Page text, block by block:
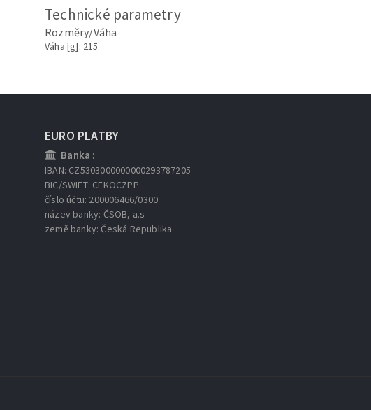
Technické parametry
Rozměry/Váha
Váha [g]: 215
EURO PLATBY
Banka :
IBAN: CZ5303000000000293787205
BIC/SWIFT: CEKOCZPP
číslo účtu: 200006466/0300
název banky: ČSOB, a.s
země banky: Česká Republika